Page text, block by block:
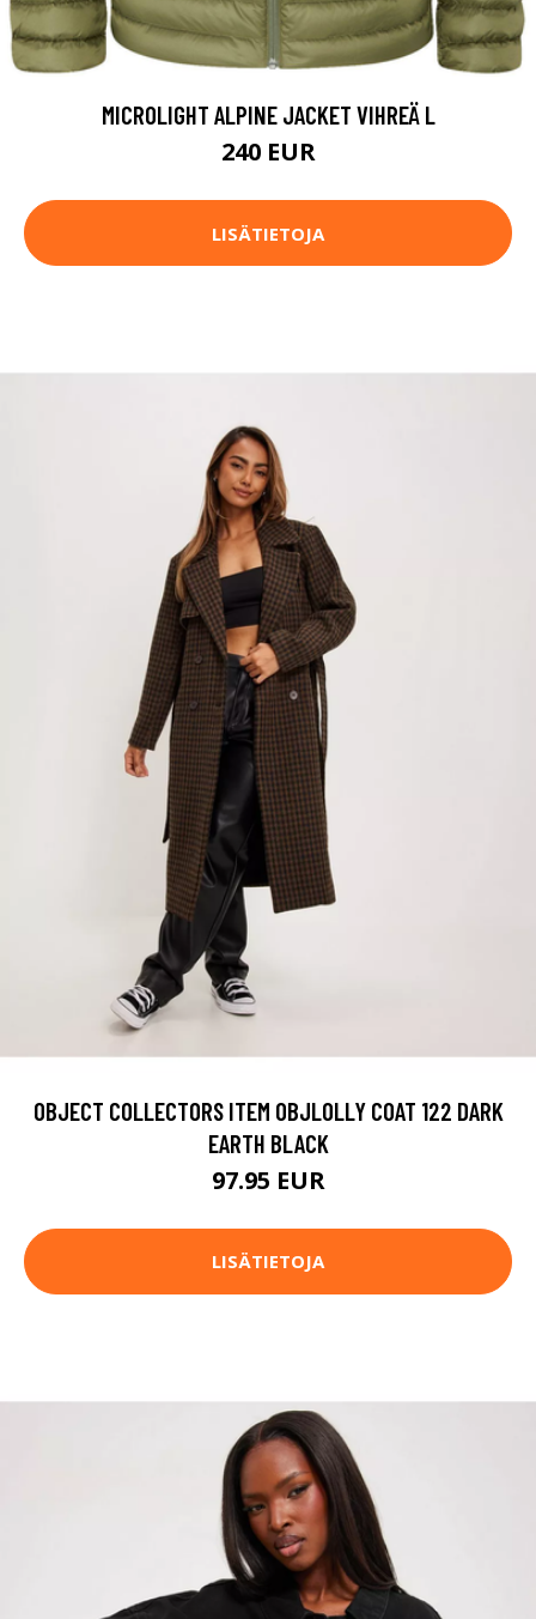
MICROLIGHT ALPINE JACKET VIHREÄ L
240 EUR
LISÄTIETOJA
OBJECT COLLECTORS ITEM OBJLOLLY COAT 122 DARK
EARTH BLACK
97.95 EUR
LISÄTIETOJA